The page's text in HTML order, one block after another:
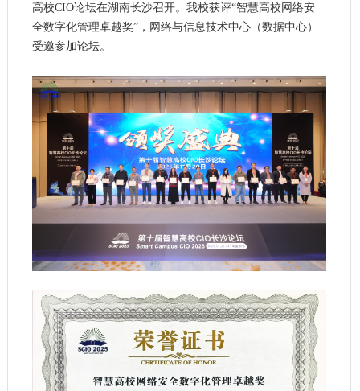
高校CIO论坛在湖南长沙召开。我校获评“智慧高校网络安
全数字化管理卓越奖”，网络与信息技术中心（数据中心）
受邀参加论坛。